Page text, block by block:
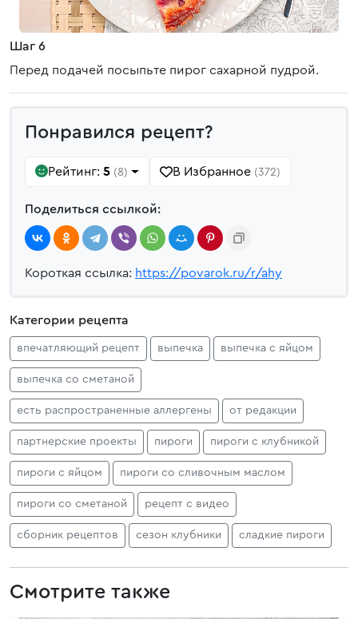
Шаг 6
Перед подачей посыпьте пирог сахарной пудрой.
Понравился рецепт?
Рейтинг: 5 (8) В Избранное (372)
Поделиться ссылкой:
Короткая ссылка: https://povarok.ru/r/ahy
Категории рецепта
впечатляющий рецепт выпечка выпечка с яйцом
выпечка со сметаной
есть распространенные аллергены от редакции
партнерские проекты пироги пироги с клубникой
пироги с яйцом пироги со сливочным маслом
пироги со сметаной рецепт с видео
сборник рецептов сезон клубники сладкие пироги
Смотрите также